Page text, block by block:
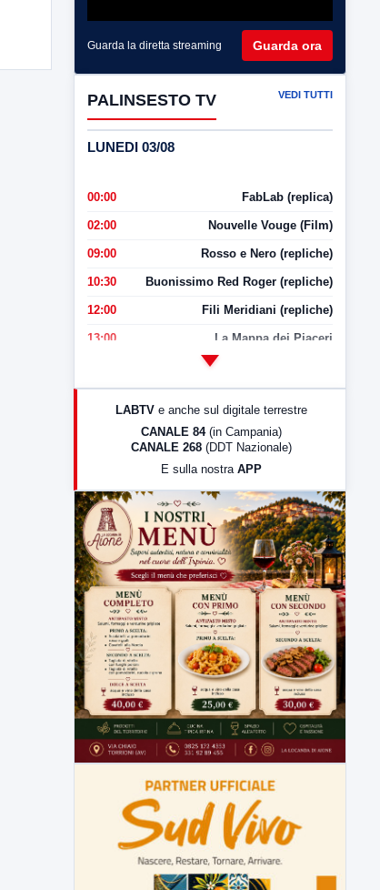
Guarda la diretta streaming Guarda ora
PALINSESTO TV VEDI TUTTI
LUNEDI 03/08
00:00 FabLab (replica)
02:00 Nouvelle Vouge (Film)
09:00 Rosso e Nero (repliche)
10:30 Buonissimo Red Roger (repliche)
12:00 Fili Meridiani (repliche)
13:00 La Mappa dei Piaceri
LabNews (Diretta)
23:00 LabNews (replica)
LABTV e anche sul digitale terrestre
CANALE 84 (in Campania)
CANALE 268 (DDT Nazionale)
E sulla nostra APP